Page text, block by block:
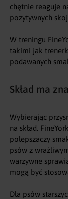
chętnie reaguje
pozytywnych
W treningu
takimi jak
podawanych
Skład ma
Wybierając
na skład.
polepszaczy
psów z
warzywne
mogą być
Dla psów